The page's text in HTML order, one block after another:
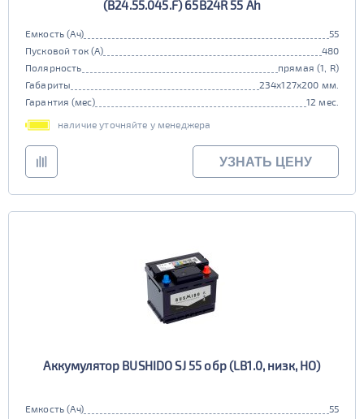
(B24.55.045.F) 65B24R 55 Ah
Емкость (Ач)
55
Пусковой ток (А)
480
Полярность
прямая (1, R)
Габариты
234x127x200 мм.
Гарантия (мес)
12 мес.
наличие уточняйте у менеджера
УЗНАТЬ ЦЕНУ
Аккумулятор BUSHIDO SJ 55 обр (LB1.0, низк, HO)
Емкость (Ач)
55